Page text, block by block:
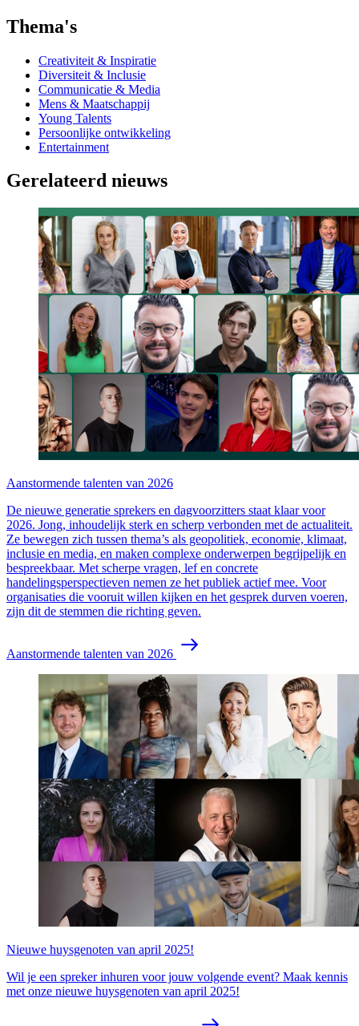
Thema's
Creativiteit & Inspiratie
Diversiteit & Inclusie
Communicatie & Media
Mens & Maatschappij
Young Talents
Persoonlijke ontwikkeling
Entertainment
Gerelateerd nieuws
Aanstormende talenten van 2026
De nieuwe generatie sprekers en dagvoorzitters staat klaar voor
2026. Jong, inhoudelijk sterk en scherp verbonden met de actualiteit.
Ze bewegen zich tussen thema’s als geopolitiek, economie, klimaat,
inclusie en media, en maken complexe onderwerpen begrijpelijk en
bespreekbaar. Met scherpe vragen, lef en concrete
handelingsperspectieven nemen ze het publiek actief mee. Voor
organisaties die vooruit willen kijken en het gesprek durven voeren,
zijn dit de stemmen die richting geven.
Aanstormende talenten van 2026
Nieuwe huysgenoten van april 2025!
Wil je een spreker inhuren voor jouw volgende event? Maak kennis
met onze nieuwe huysgenoten van april 2025!